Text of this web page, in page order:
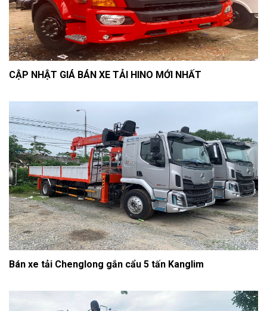
CẬP NHẬT GIÁ BÁN XE TẢI HINO MỚI NHẤT
Bán xe tải Chenglong gắn cẩu 5 tấn Kanglim